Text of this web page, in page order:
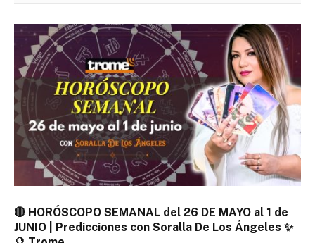
🔴 HORÓSCOPO SEMANAL del 26 DE MAYO al 1 de
JUNIO | Predicciones con Soralla De Los Ángeles ✨